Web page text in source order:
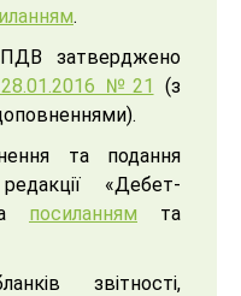
.
затверджено
№21
(з
та подання
«Дебет-
посиланням та
звітності,